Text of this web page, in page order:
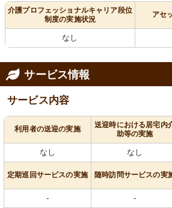
介護プロフェッショナルキャリア段位
制度の実施状況
アセ
なし
サービス情報
サービス内容
利用者の送迎の実施
送迎時における居宅内
助等の実施
なし なし
定期巡回サービスの実施 随時訪問サービスの実
- -